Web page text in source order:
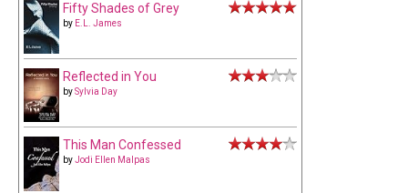
Fifty Shades of Grey
by E.L. James
Reflected in You
bySylvia Day
This Man Confessed
byJodi Ellen Malpas